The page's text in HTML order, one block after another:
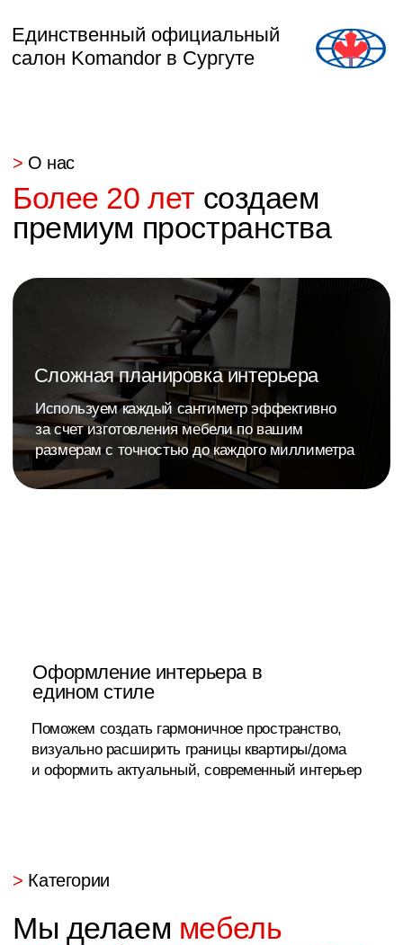
Отзывы на Яндекс
реальный показ работ